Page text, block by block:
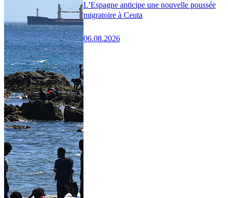
L’Espagne anticipe une nouvelle poussée
migratoire à Ceuta
06.08.2026